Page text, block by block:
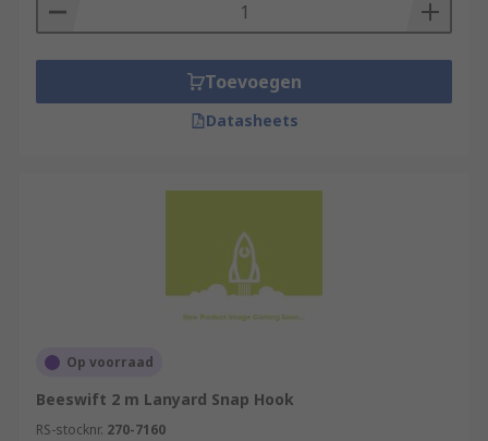
Toevoegen
Datasheets
Op voorraad
Beeswift 2 m Lanyard Snap Hook
RS-stocknr. 270-7160